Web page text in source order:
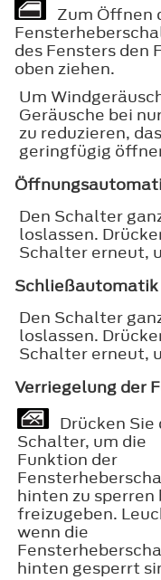
Zum Öffnen
des Fensters den
oben ziehen.
Um
Geräusche bei
zu reduzieren,
geringfügig
Den Schalter
loslassen.
Schalter erneut,
Den Schalter
loslassen.
Schalter erneut,
Verriegelung der
Drücken Sie
Schalter, um die
Funktion der
hinten zu sperren
freizugeben.
wenn die
hinten gesperrt